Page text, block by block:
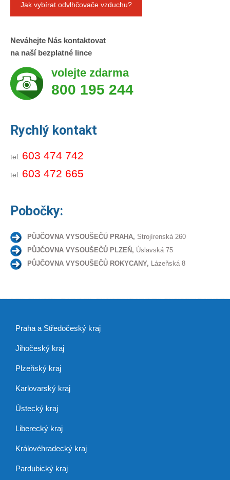
Jak vybírat odvlhčovače vzduchu?
Neváhejte Nás kontaktovat
na naší bezplatné lince
volejte zdarma
800 195 244
Rychlý kontakt
tel. 603 474 742
tel. 603 472 665
Pobočky:
PŮJČOVNA VYSOUŠEČŮ PRAHA, Strojírenská 260
PŮJČOVNA VYSOUŠEČŮ PLZEŇ, Úslavská 75
PŮJČOVNA VYSOUŠEČŮ ROKYCANY, Lázeňská 8
Praha a Středočeský kraj
Jihočeský kraj
Plzeňský kraj
Karlovarský kraj
Ústecký kraj
Liberecký kraj
Královéhradecký kraj
Pardubický kraj